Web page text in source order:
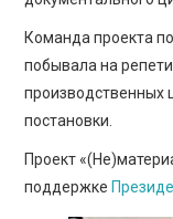
Команда проекта
побывала на
производственных
постановки.
Проект
поддержке